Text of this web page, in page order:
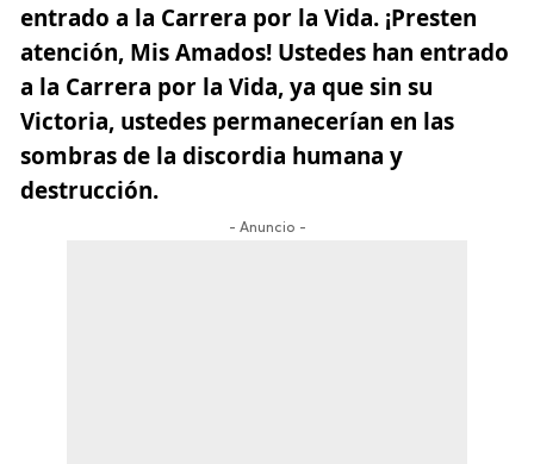
entrado a la Carrera por la Vida. ¡Presten
atención, Mis Amados! Ustedes han entrado
a la Carrera por la Vida, ya que sin su
Victoria, ustedes permanecerían en las
sombras de la discordia humana y
destrucción.
- Anuncio -